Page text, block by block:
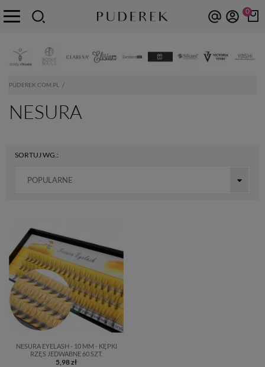
0
PUDEREK.COM.PL
NESURA
SORTUJ WG.:
POPULARNE
NESURA EYELASH - 10 MM - KĘPKI
RZĘS JEDWABNE 60 SZT.
5,98 zł